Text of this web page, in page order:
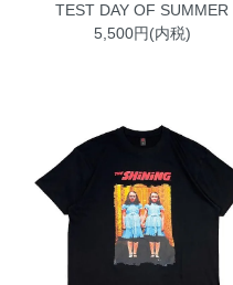
TEST DAY OF SUMMER
5,500円(内税)